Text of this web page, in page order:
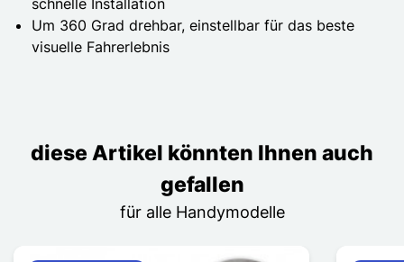
schnelle Installation
Um 360 Grad drehbar, einstellbar für das beste
visuelle Fahrerlebnis
diese Artikel könnten Ihnen auch
gefallen
für alle Handymodelle